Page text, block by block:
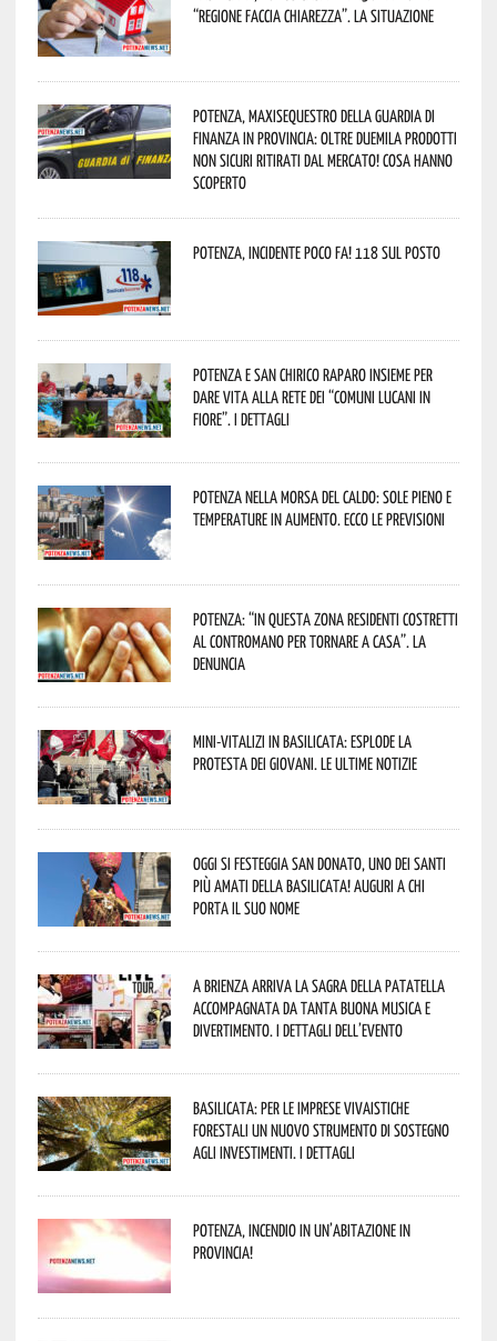
“Regione faccia chiarezza”. La situazione
Potenza, maxisequestro della Guardia di
Finanza in provincia: oltre duemila prodotti
non sicuri ritirati dal mercato! Cosa hanno
scoperto
Potenza, incidente poco fa! 118 sul posto
Potenza e San Chirico Raparo insieme per
dare vita alla rete dei “Comuni Lucani in
Fiore”. I dettagli
Potenza nella morsa del caldo: sole pieno e
temperature in aumento. Ecco le previsioni
Potenza: “In questa zona residenti costretti
al contromano per tornare a casa”. La
denuncia
Mini-vitalizi in Basilicata: esplode la
protesta dei giovani. Le ultime notizie
Oggi si festeggia San Donato, uno dei Santi
più amati della Basilicata! Auguri a chi
porta il suo nome
A Brienza arriva la Sagra della Patatella
accompagnata da tanta buona musica e
divertimento. I dettagli dell’evento
Basilicata: per le imprese vivaistiche
forestali un nuovo strumento di sostegno
agli investimenti. I dettagli
Potenza, incendio in un’abitazione in
provincia!